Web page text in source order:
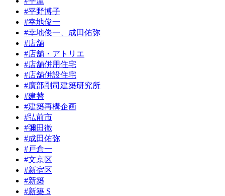
#平野博子
#幸地俊一
#幸地俊一、成田佑弥
#店舗
#店舗・アトリエ
#店舗併用住宅
#店舗併設住宅
#廣部剛司建築研究所
#建替
#建築再構企画
#弘前市
#彌田徹
#成田佑弥
#戸倉一
#文京区
#新宿区
#新築
#新築 S